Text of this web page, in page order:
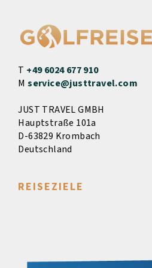
T +49 6024 677 910
Mservice@justtravel.com
JUST TRAVEL GMBH
Hauptstraße 101a
D-63829 Krombach
Deutschland
REISEZIELE